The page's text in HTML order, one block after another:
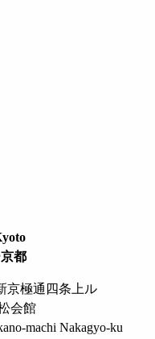
都
京極通四条上ル
会館
machi Nakagyo-ku